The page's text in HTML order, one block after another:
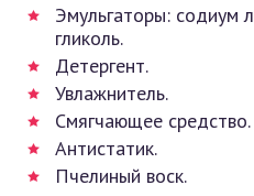
Эмульгаторы: содиум
гликоль.
Детергент.
Увлажнитель.
Смягчающее средство.
Антистатик.
Пчелиный воск.